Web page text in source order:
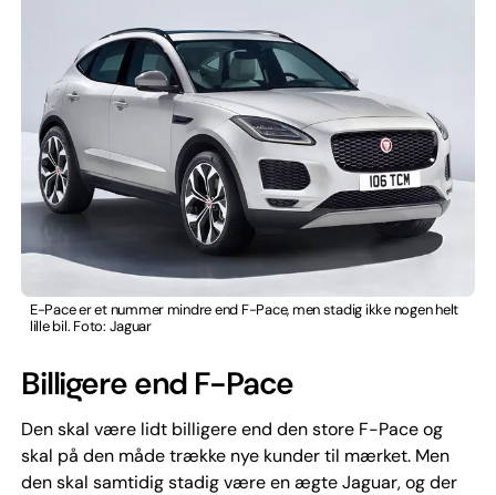
E-Pace er et nummer mindre end F-Pace, men stadig ikke nogen helt
lille bil. Foto: Jaguar
Billigere end F-Pace
Den skal være lidt billigere end den store F-Pace og
skal på den måde trække nye kunder til mærket. Men
den skal samtidig stadig være en ægte Jaguar, og der